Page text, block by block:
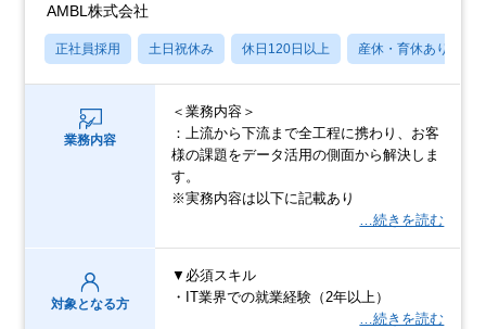
AMBL株式会社
正社員採用 土日祝休み 休日120日以上 産休・育休あり
業務内容
＜業務内容＞
：上流から下流まで全工程に携わり、お客
様の課題をデータ活用の側面から解決しま
す。
※実務内容は以下に記載あり
…続きを読む
対象となる方
▼必須スキル
・IT業界での就業経験（2年以上）
…続きを読む